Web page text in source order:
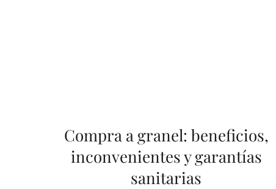
Compra a granel: beneficios,
inconvenientes y garantías
sanitarias